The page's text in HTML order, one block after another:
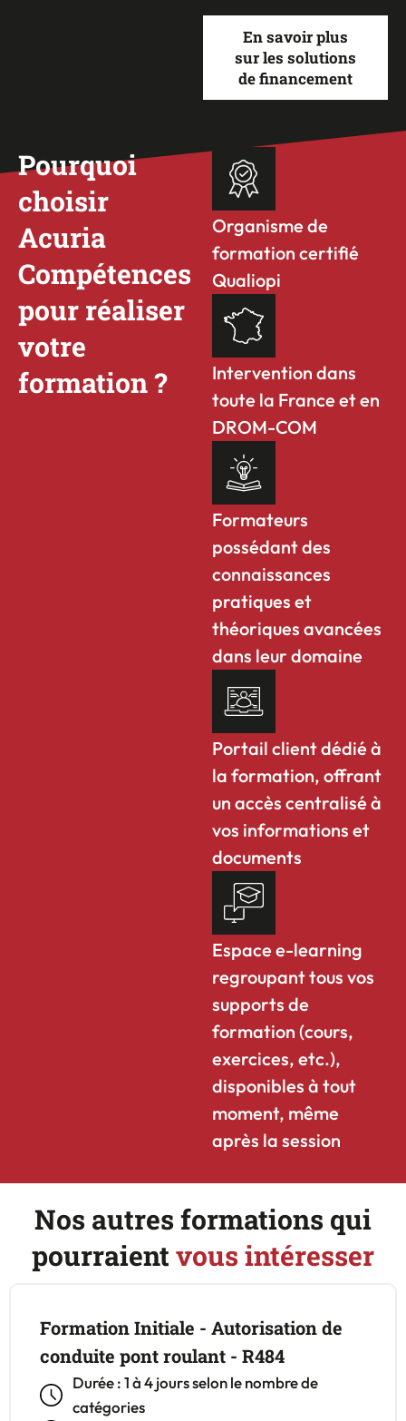
En savoir plus
sur les solutions
de financement
Pourquoi
choisir
Acuria
Compétences
pour réaliser
votre
formation ?
Organisme de
formation certifié
Qualiopi
Intervention dans
toute la France et en
DROM-COM
Formateurs
possédant des
connaissances
pratiques et
théoriques avancées
dans leur domaine
Portail client dédié à
la formation, offrant
un accès centralisé à
vos informations et
documents
Espace e-learning
regroupant tous vos
supports de
formation (cours,
exercices, etc.),
disponibles à tout
moment, même
après la session
Nos autres formations qui
pourraient vous intéresser
Formation Initiale - Autorisation de
conduite pont roulant - R484
Durée : 1 à 4 jours selon le nombre de
catégories